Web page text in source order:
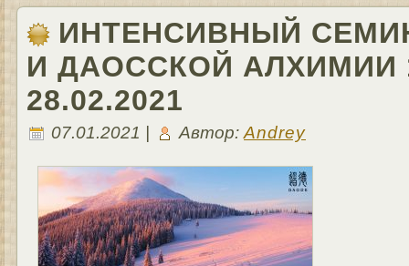
ИНТЕНСИВНЫЙ
И ДАОССКОЙ АЛХИМИИ
28.02.2021
07.01.2021 | Автор: Andrey